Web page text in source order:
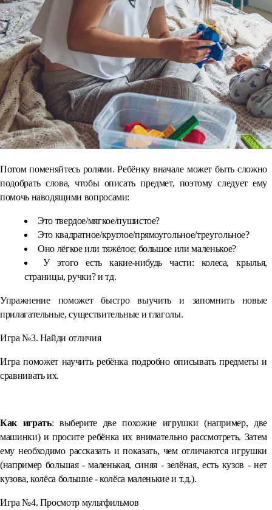
Потом поменяйтесь ролями. Ребёнку вначале может быть сложно
подобрать слова, чтобы описать предмет, поэтому следует ему
помочь наводящими вопросами:
Это твердое/мягкое/пушистое?
Это квадратное/круглое/прямоугольное/треугольное?
Оно лёгкое или тяжёлое; большое или маленькое?
У этого есть какие-нибудь части: колеса, крылья,
страницы, ручки? и тд.
Упражнение поможет быстро выучить и запомнить новые
прилагательные, существительные и глаголы.
Игра №3. Найди отличия
Игра поможет научить ребёнка подробно описывать предметы и
сравнивать их.
Как играть: выберите две похожие игрушки (например, две
машинки) и просите ребёнка их внимательно рассмотреть. Затем
ему необходимо рассказать и показать, чем отличаются игрушки
(например большая - маленькая, синяя - зелёная, есть кузов - нет
кузова, колёса большие - колёса маленькие и т.д.).
Игра №4. Просмотр мультфильмов